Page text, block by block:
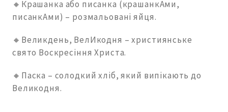
🔸Крашанка або писанка (крашанкАми,
писанкАми) – розмальовані яйця.
🔸Великдень, ВелИкодня – християнське
свято Воскресіння Христа.
🔸Паска – солодкий хліб, який випікають до
Великодня.